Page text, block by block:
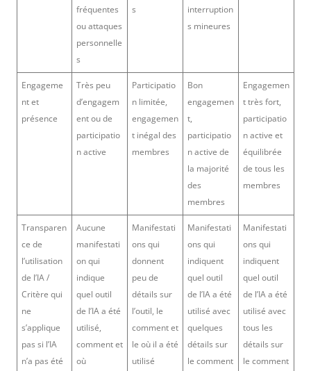
fréquentes
ou attaques
personnelle
s
s
interruption
s mineures
Engageme
nt et
présence
Très peu
d’engagem
ent ou de
participatio
n active
Participatio
n limitée,
engagemen
t inégal des
membres
Bon
engagemen
t,
participatio
n active de
la majorité
des
membres
Engagemen
t très fort,
participatio
n active et
équilibrée
de tous les
membres
Transparen
ce de
l’utilisation
de l’IA /
Critère qui
ne
s’applique
pas si l’IA
n’a pas été
Aucune
manifestati
on qui
indique
quel outil
de l’IA a été
utilisé,
comment et
où
Manifestati
ons qui
donnent
peu de
détails sur
l’outil, le
comment et
le où il a été
utilisé
Manifestati
ons qui
indiquent
quel outil
de l’IA a été
utilisé avec
quelques
détails sur
le comment
Manifestati
ons qui
indiquent
quel outil
de l’IA a été
utilisé avec
tous les
détails sur
le comment